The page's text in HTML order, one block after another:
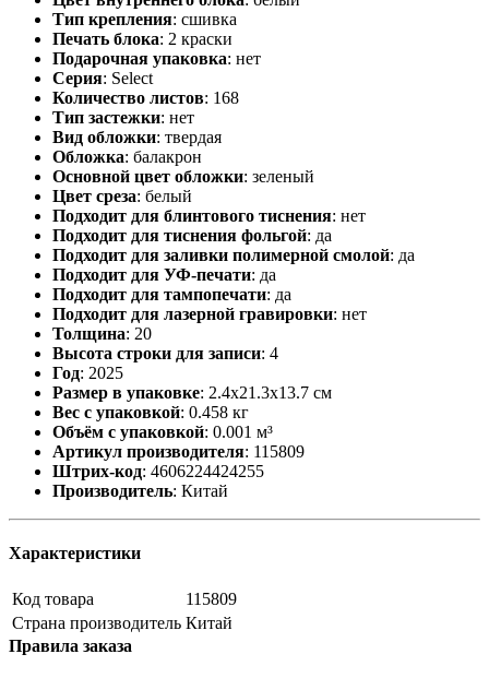
Тип крепления: сшивка
Печать блока: 2 краски
Подарочная упаковка: нет
Серия: Select
Количество листов: 168
Тип застежки: нет
Вид обложки: твердая
Обложка: балакрон
Основной цвет обложки: зеленый
Цвет среза: белый
Подходит для блинтового тиснения: нет
Подходит для тиснения фольгой: да
Подходит для заливки полимерной смолой: да
Подходит для УФ-печати: да
Подходит для тампопечати: да
Подходит для лазерной гравировки: нет
Толщина: 20
Высота строки для записи: 4
Год: 2025
Размер в упаковке: 2.4x21.3x13.7 см
Вес с упаковкой: 0.458 кг
Объём с упаковкой: 0.001 м³
Артикул производителя: 115809
Штрих-код: 4606224424255
Производитель: Китай
Характеристики
Код товара
115809
Страна производитель Китай
Правила заказа